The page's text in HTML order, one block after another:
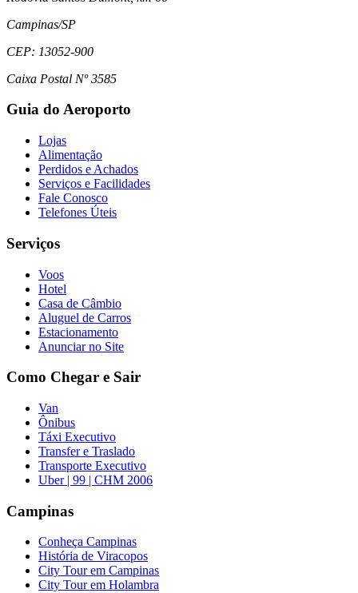
Campinas/SP
CEP: 13052-900
Caixa Postal Nº 3585
Guia do Aeroporto
Lojas
Alimentação
Perdidos e Achados
Serviços e Facilidades
Fale Conosco
Telefones Úteis
Serviços
Voos
Hotel
Casa de Câmbio
Aluguel de Carros
Estacionamento
Anunciar no Site
Como Chegar e Sair
Van
Ônibus
Táxi Executivo
Transfer e Traslado
Transporte Executivo
Uber | 99 | CHM 2006
Campinas
Conheça Campinas
História de Viracopos
City Tour em Campinas
City Tour em Holambra